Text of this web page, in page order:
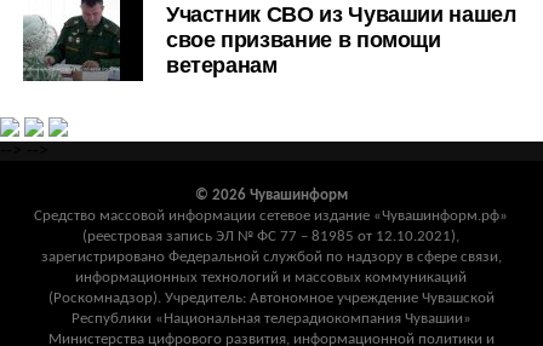
Участник СВО из Чувашии нашел
свое призвание в помощи
ветеранам
© 2026 Чувашинформ
Средство массовой информации сетевое издание «Чувашинформ.рф»
(реестровая запись ЭЛ № ФС 77 – 81985 от 12.10.2021),
зарегистрировано Федеральной службой по надзору в сфере связи,
информационных технологий и массовых коммуникаций
(Роскомнадзор). Учредитель: Автономное учреждение Чувашской
Республики «Национальная телерадиокомпания Чувашии»
Министерства цифрового развития, информационной политики и